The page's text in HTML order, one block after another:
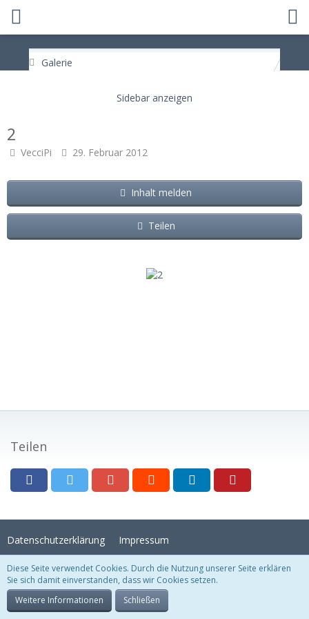
Galerie
2
VecciPi 29. Februar 2012
Inhalt melden
Teilen
Teilen
Datenschutzerklärung Impressum
Stil:Crystal Temptation , erstellt vonKittMedia
Community-Software:
Diese Seite verwendet Cookies. Durch die Nutzung unserer Seite erklären
Sie sich damit einverstanden, dass wir Cookies setzen.
Weitere Informationen
Schließen